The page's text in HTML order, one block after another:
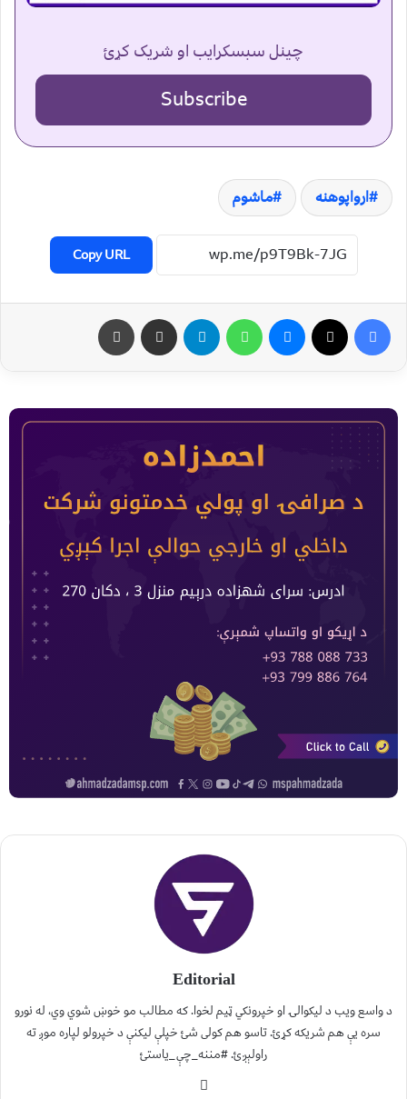
چینل سبسکرایب او شریک کړئ
Subscribe
ارواپوهنه ماشوم
Copy URL
Editorial
د واسع ویب د لیکوالۍ او خپرونکي ټیم لخوا. که مطالب مو خوښ شوي وي، له نورو
سره یې هم شریکه کړئ. تاسو هم کولی شئ خپلې لیکنې د خپرولو لپاره موږ ته
راولېږئ. #مننه_چې_یاستئ